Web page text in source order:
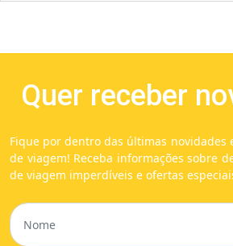
Quer receber
Fique por dentro das últimas novidades
de viagem! Receba informações sobre
de viagem imperdíveis e ofertas